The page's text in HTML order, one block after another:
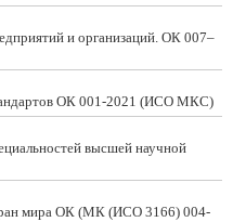
и организаций. ОК 007–
ОК 001-2021 (ИСО МКС)
высшей научной
мира ОК (МК (ИСО 3166) 004-